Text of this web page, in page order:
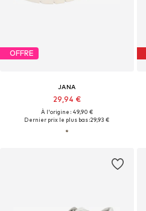
OFFRE
JANA
29,94 €
À l'origine : 49,90 €
Dernier prix le plus bas :29,93 €